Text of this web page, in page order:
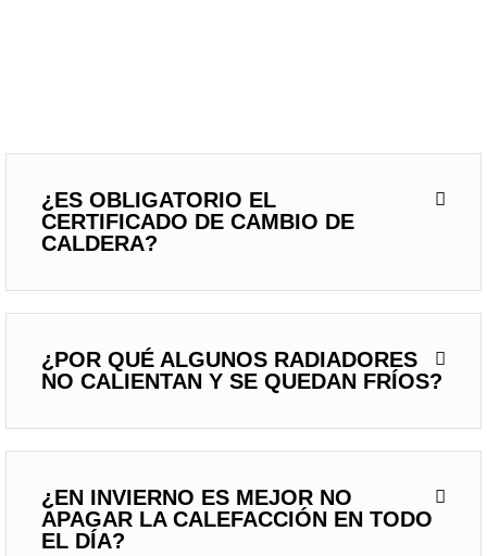
¿ES OBLIGATORIO EL
CERTIFICADO DE CAMBIO DE
CALDERA?
¿POR QUÉ ALGUNOS RADIADORES
NO CALIENTAN Y SE QUEDAN FRÍOS?
¿EN INVIERNO ES MEJOR NO
APAGAR LA CALEFACCIÓN EN TODO
EL DÍA?